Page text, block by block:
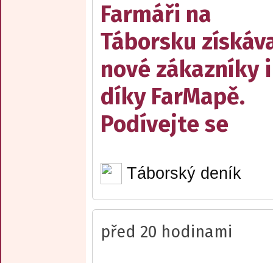
Farmáři na
Táborsku
nové zákazníky i
díky FarMapě.
Podívejte se
Táborský deník
před 20 hodinami